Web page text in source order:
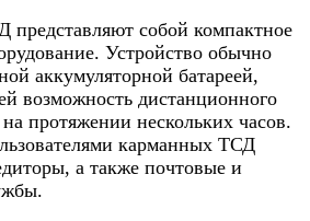
собой компактное
Устройство обычно
аккумуляторной батареей,
возможность дистанционного
протяжении нескольких часов.
карманных ТСД
а также почтовые и